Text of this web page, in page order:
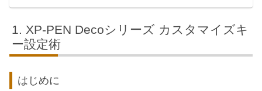
XP-PEN Decoシリーズ カスタマイズキ
ー設定術
はじめに